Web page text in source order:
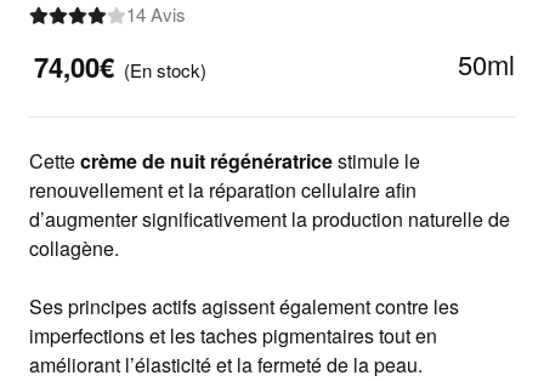
14 Avis
74,00€ 50ml
(En stock)
Cettecrème de nuit régénératricestimule le
renouvellementet la réparation cellulaireafin
d’augmentersignificativement la production naturelle de
collagène.
Sesprincipes actifs agissent égalementcontre les
imperfectionset les tachespigmentairestout en
améliorant l’élasticité et la fermeté de la peau.